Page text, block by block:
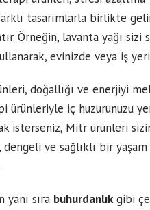
tasarımlarla birlikte
Örneğin, lavanta yağı
evinizde veya iş
doğallığı ve enerjiyi
ürünleriyle iç huzurunuzu
isterseniz, Mitr ürünleri
dengeli ve sağlıklı bir
yanı sıra buhurdanlıkgibi